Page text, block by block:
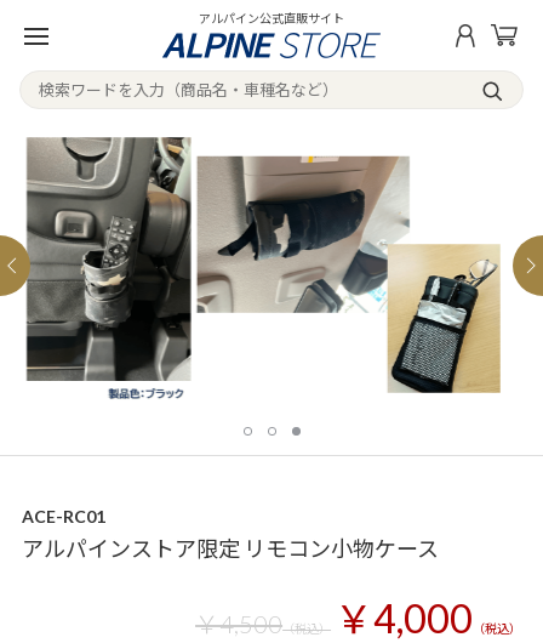
アルパイン公式直販サイト
ACE-RC01
アルパインストア限定 リモコン小物ケース
￥4,500（税込） ￥4,000 （税込）